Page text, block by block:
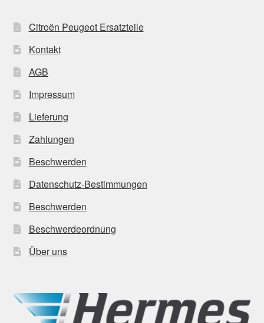
Citroën Peugeot Ersatzteile
Kontakt
AGB
Impressum
Lieferung
Zahlungen
Beschwerden
Datenschutz-Bestimmungen
Beschwerden
Beschwerdeordnung
Über uns